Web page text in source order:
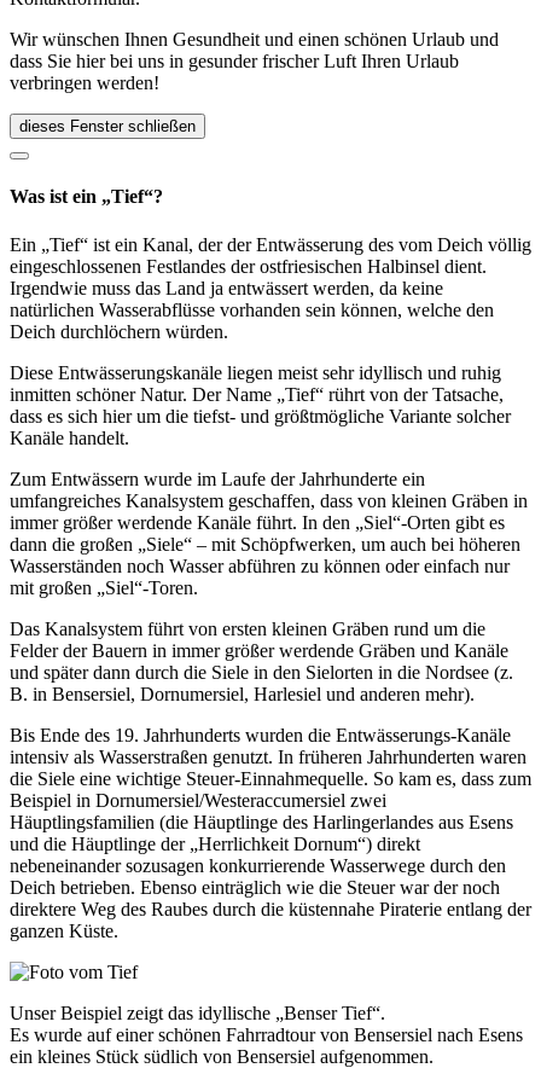
Wir wünschen Ihnen Gesundheit und einen schönen Urlaub und
dass Sie hier bei uns in gesunder frischer Luft Ihren Urlaub
verbringen werden!
dieses Fenster schließen
Was ist ein „Tief“?
Ein „Tief“ ist ein Kanal, der der Entwässerung des vom Deich völlig
eingeschlossenen Festlandes der ostfriesischen Halbinsel dient.
Irgendwie muss das Land ja entwässert werden, da keine
natürlichen Wasserabflüsse vorhanden sein können, welche den
Deich durchlöchern würden.
Diese Entwässerungskanäle liegen meist sehr idyllisch und ruhig
inmitten schöner Natur. Der Name „Tief“ rührt von der Tatsache,
dass es sich hier um die tiefst- und größtmögliche Variante solcher
Kanäle handelt.
Zum Entwässern wurde im Laufe der Jahrhunderte ein
umfangreiches Kanalsystem geschaffen, dass von kleinen Gräben in
immer größer werdende Kanäle führt. In den „Siel“-Orten gibt es
dann die großen „Siele“ – mit Schöpfwerken, um auch bei höheren
Wasserständen noch Wasser abführen zu können oder einfach nur
mit großen „Siel“-Toren.
Das Kanalsystem führt von ersten kleinen Gräben rund um die
Felder der Bauern in immer größer werdende Gräben und Kanäle
und später dann durch die Siele in den Sielorten in die Nordsee (z.
B. in Bensersiel, Dornumersiel, Harlesiel und anderen mehr).
Bis Ende des 19. Jahrhunderts wurden die Entwässerungs-Kanäle
intensiv als Wasserstraßen genutzt. In früheren Jahrhunderten waren
die Siele eine wichtige Steuer-Einnahmequelle. So kam es, dass zum
Beispiel in Dornumersiel/Westeraccumersiel zwei
Häuptlingsfamilien (die Häuptlinge des Harlingerlandes aus Esens
und die Häuptlinge der „Herrlichkeit Dornum“) direkt
nebeneinander sozusagen konkurrierende Wasserwege durch den
Deich betrieben. Ebenso einträglich wie die Steuer war der noch
direktere Weg des Raubes durch die küstennahe Piraterie entlang der
ganzen Küste.
Unser Beispiel zeigt das idyllische „Benser Tief“.
Es wurde auf einer schönen Fahrradtour von Bensersiel nach Esens
ein kleines Stück südlich von Bensersiel aufgenommen.